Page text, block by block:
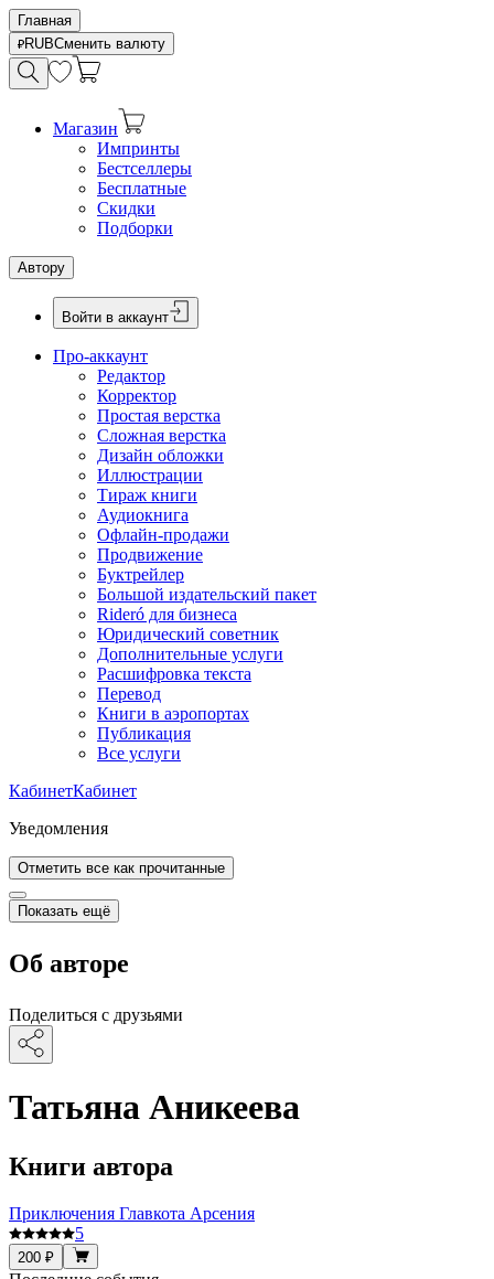
Главная
RUBСменить валюту
Магазин
Импринты
Бестселлеры
Бесплатные
Скидки
Подборки
Автору
Войти в аккаунт
Про-аккаунт
Редактор
Корректор
Простая верстка
Сложная верстка
Дизайн обложки
Иллюстрации
Тираж книги
Аудиокнига
Офлайн-продажи
Продвижение
Буктрейлер
Большой издательский пакет
Rideró для бизнеса
Юридический советник
Дополнительные услуги
Расшифровка текста
Перевод
Книги в аэропортах
Публикация
Все услуги
КабинетКабинет
Уведомления
Отметить все как прочитанные
Показать ещё
Об авторе
Поделиться с друзьями
Татьяна Аникеева
Книги автора
Приключения Главкота Арсения
5
200 ₽